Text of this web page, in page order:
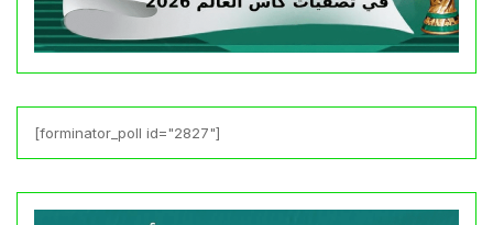
[forminator_poll id="2827"]